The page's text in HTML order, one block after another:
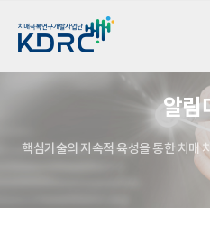
알림
핵심기술의 지속적 육성을 통한 치매